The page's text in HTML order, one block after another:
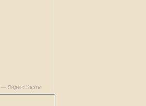
— Яндекс Карты